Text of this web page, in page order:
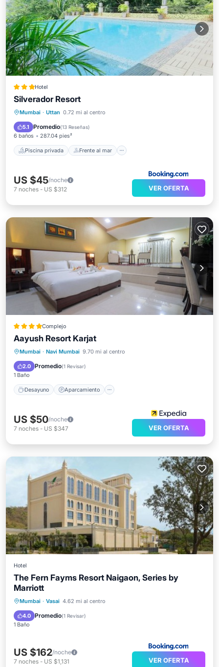
Hotel
Silverador Resort
Mumbai · Uttan 0.72 mi al centro
5.1 Promedio(13 Reseñas)
6 baños 287.04 pies²
Piscina privada Frente al mar
Piscina privada
Desayuno
US $45/noche
7 noches - US $312 VER OFERTA
Complejo
Aayush Resort Karjat
Mumbai · Navi Mumbai 9.70 mi al centro
2.0 Promedio(1 Revisar)
1 Baño
Desayuno Aparcamiento
Desayuno Aparcamiento
Balcón/Terraza
US $50/noche
7 noches - US $347 VER OFERTA
Hotel
The Fern Fayms Resort Naigaon, Series by
Marriott
Mumbai · Vasai 4.62 mi al centro
4.0 Promedio(1 Revisar)
1 Baño
US $162/noche
7 noches - US $1,131 VER OFERTA